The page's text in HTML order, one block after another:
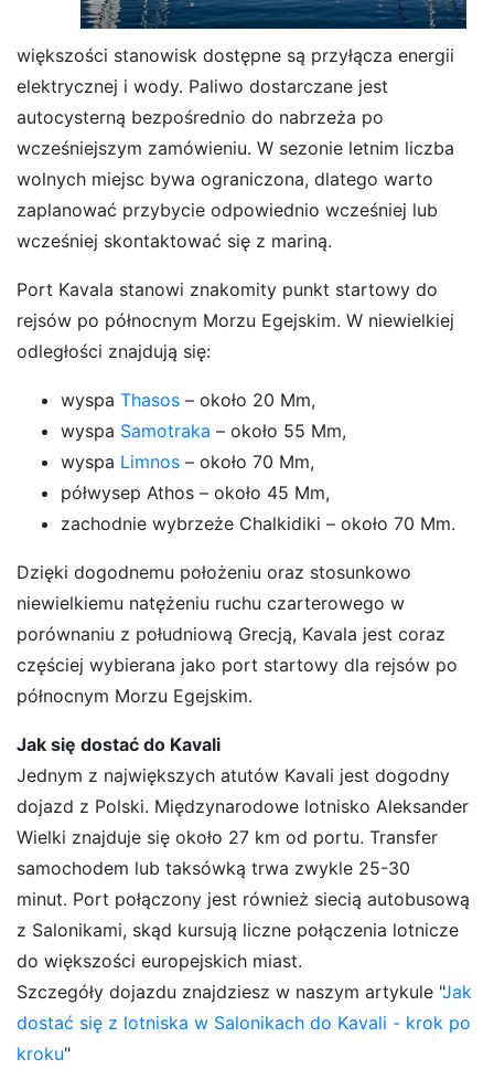
większości stanowisk dostępne są przyłącza energii
elektrycznej i wody. Paliwo dostarczane jest
autocysterną bezpośrednio do nabrzeża po
wcześniejszym zamówieniu. W sezonie letnim liczba
wolnych miejsc bywa ograniczona, dlatego warto
zaplanować przybycie odpowiednio wcześniej lub
wcześniej skontaktować się z mariną.
Port Kavala stanowi znakomity punkt startowy do
rejsów po północnym Morzu Egejskim. W niewielkiej
odległości znajdują się:
wyspa Thasos – około 20 Mm,
wyspa Samotraka – około 55 Mm,
wyspa Limnos – około 70 Mm,
półwysep Athos – około 45 Mm,
zachodnie wybrzeże Chalkidiki – około 70 Mm.
Dzięki dogodnemu położeniu oraz stosunkowo
niewielkiemu natężeniu ruchu czarterowego w
porównaniu z południową Grecją, Kavala jest coraz
częściej wybierana jako port startowy dla rejsów po
północnym Morzu Egejskim.
Jak się dostać do Kavali
Jednym z największych atutów Kavali jest dogodny
dojazd z Polski. Międzynarodowe lotnisko Aleksander
Wielki znajduje się około 27 km od portu. Transfer
samochodem lub taksówką trwa zwykle 25-30
minut. Port połączony jest również siecią autobusową
z Salonikami, skąd kursują liczne połączenia lotnicze
do większości europejskich miast.
Szczegóły dojazdu znajdziesz w naszym artykule "Jak
dostać się z lotniska w Salonikach do Kavali - krok po
kroku"